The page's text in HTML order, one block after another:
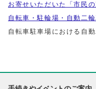
お寄せいただいた「市民の
自転車・駐輪場・自動二
自転車駐車場における自